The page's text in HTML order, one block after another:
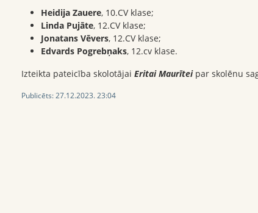
Heidija Zauere, 10.CV klase;
Linda Pujāte, 12.CV klase;
Jonatans Vēvers, 12.CV klase;
Edvards Pogrebņaks, 12.cv klase.
Izteikta pateicība skolotājai Eritai Maurīteipar skolēnu
Publicēts:27.12.2023. 23:04